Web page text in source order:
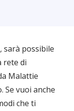
sarà possibile
rete di
Malattie
Se vuoi anche
che ti